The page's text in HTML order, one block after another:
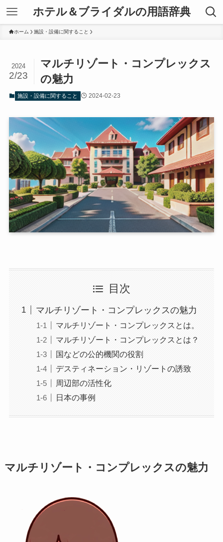
ホテル＆ブライダルの用語辞典
ホーム 施設・設備に関すること
マルチリゾート・コンプレックス
の魅力
2024
2/23
施設・設備に関すること 2024-02-23
目次
マルチリゾート・コンプレックスの魅力
マルチリゾート・コンプレックスとは。
マルチリゾート・コンプレックスとは？
国などの公的機関の役割
デスティネーション・リゾートの誘致
周辺部の活性化
日本の事例
マルチリゾート・コンプレックスの魅力